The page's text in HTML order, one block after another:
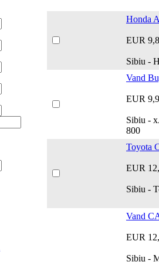
Honda
EUR
Sibiu -
Vand
EUR
Sibiu -
800
Toyota
EUR
Sibiu -
Vand
EUR
Sibiu -